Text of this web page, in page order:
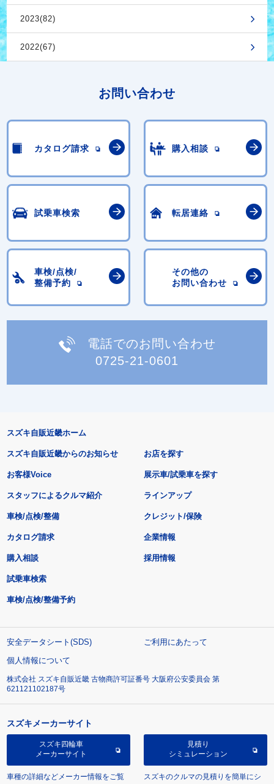
2023(82)
2022(67)
お問い合わせ
カタログ請求 購入相談
試乗車検索 転居連絡
車検/点検/
整備予約
その他の
お問い合わせ
電話でのお問い合わせ
0725-21-0601
スズキ自販近畿ホーム
スズキ自販近畿からのお知らせ
お客様Voice
スタッフによるクルマ紹介
お店を探す
展示車/試乗車を探す
ラインアップ
車検/点検/整備 クレジット/保険
カタログ請求
購入相談
試乗車検索
車検/点検/整備予約
企業情報
採用情報
安全データシート(SDS)
ご利用にあたって
個人情報について
株式会社 スズキ自販近畿 古物商許可証番号 大阪府公安委員会 第
621121102187号
スズキメーカーサイト
スズキ四輪車
メーカーサイト
車種の詳細などメーカー情報をご覧
見積り
シミュレーション
スズキのクルマの見積りを簡単にシ